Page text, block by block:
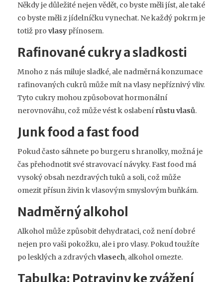
Někdy je důležité nejen vědět, co byste měli jíst, ale také
co byste měli z jídelníčku vynechat. Ne každý pokrm je
totiž pro vlasy přínosem.
Rafinované cukry a sladkosti
Mnoho z nás miluje sladké, ale nadměrná konzumace
rafinovaných cukrů může mít na vlasy nepříznivý vliv.
Tyto cukry mohou způsobovat hormonální
nerovnováhu, což může vést k oslabení růstu vlasů.
Junk food a fast food
Pokud často sáhnete po burgeru s hranolky, možná je
čas přehodnotit své stravovací návyky. Fast food má
vysoký obsah nezdravých tuků a soli, což může
omezit přísun živin k vlasovým smyslovým buňkám.
Nadměrný alkohol
Alkohol může způsobit dehydrataci, což není dobré
nejen pro vaši pokožku, ale i pro vlasy. Pokud toužíte
po lesklých a zdravýchvlasech, alkohol omezte.
Tabulka: Potraviny ke zvážení